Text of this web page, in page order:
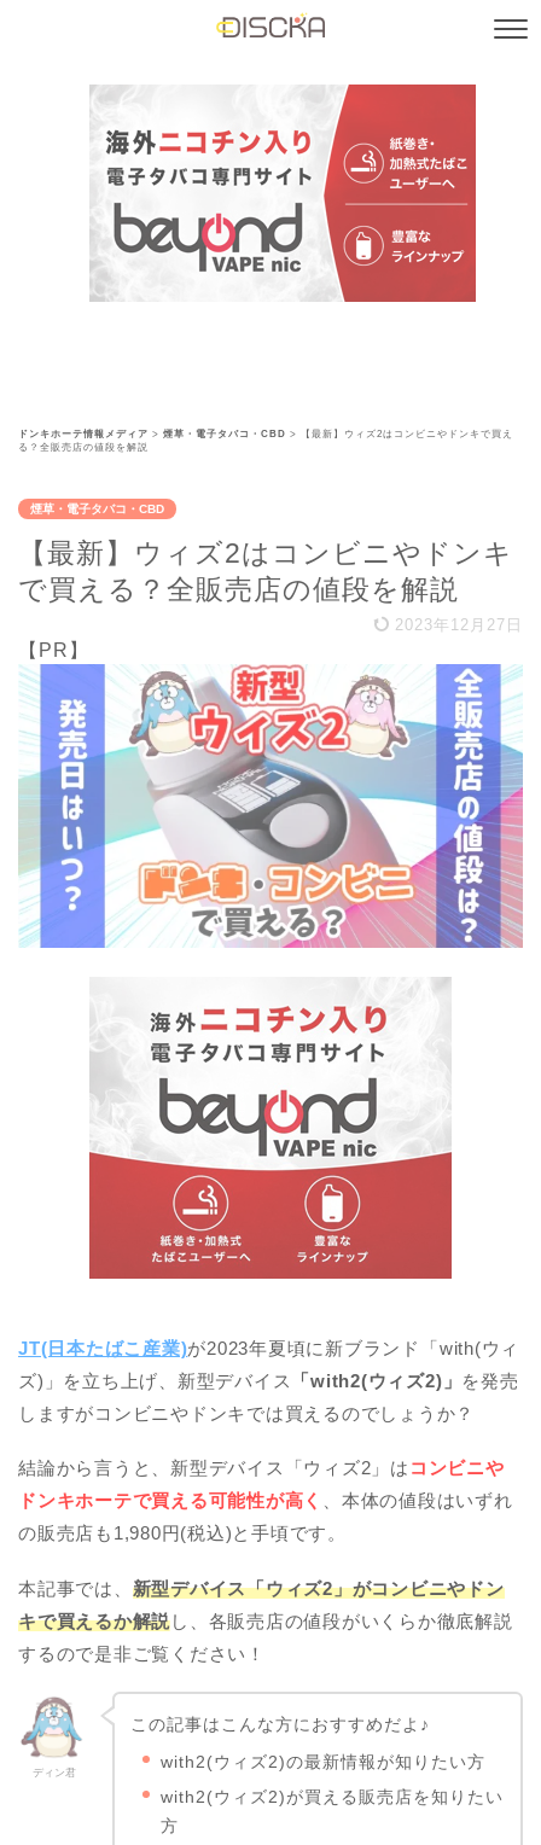
ドンキホーテ情報メディア > 煙草・電子タバコ・CBD >
【最新】ウィズ2はコンビニやドンキで買え
る？全販売店の値段を解説
煙草・電子タバコ・CBD
【最新】ウィズ2はコンビニやドンキ
で買える？全販売店の値段を解説
2023年12月27日
【PR】
JT(日本たばこ産業)が2023年夏頃に新ブランド「with(ウィ
ズ)」を立ち上げ、新型デバイス
「with2(ウィズ2)」 を発売
しますがコンビニやドンキでは買えるのでしょうか？
結論から言うと、新型デバイス「ウィズ2」は コンビニや
ドンキホーテで買える可能性が高く
、本体の値段はいずれ
の販売店も1,980円(税込)と手頃です。
本記事では、 新型デバイス「ウィズ2」がコンビニやドン
キで買えるか解説し、各販売店の値段がいくらか徹底解説
するので是非ご覧ください！
ディン君
この記事はこんな方におすすめだよ♪
with2(ウィズ2)の最新情報が知りたい方
with2(ウィズ2)が買える販売店を知りたい
方